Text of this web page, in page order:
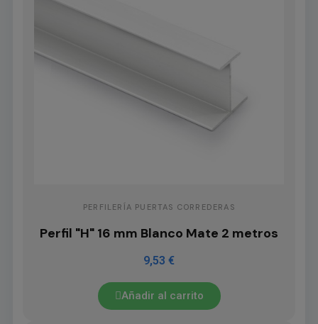
PERFILERÍA PUERTAS CORREDERAS
Perfil "H" 16 mm Blanco Mate 2 metros
9,53 €
Añadir al carrito